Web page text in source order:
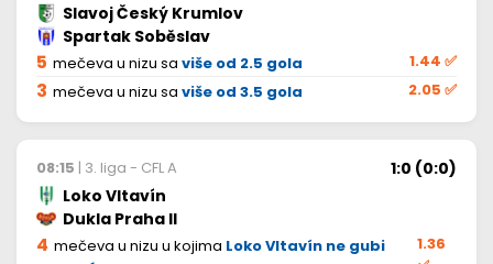
Slavoj Český Krumlov
Spartak Soběslav
5 mečeva u nizu sa više od 2.5 gola 1.44 ✅
3 mečeva u nizu sa više od 3.5 gola 2.05 ✅
08:15 | 3. liga - CFL A
1:0 (0:0)
Loko Vltavín
Dukla Praha II
4 mečeva u nizu u kojima Loko Vltavín ne gubi
1.36